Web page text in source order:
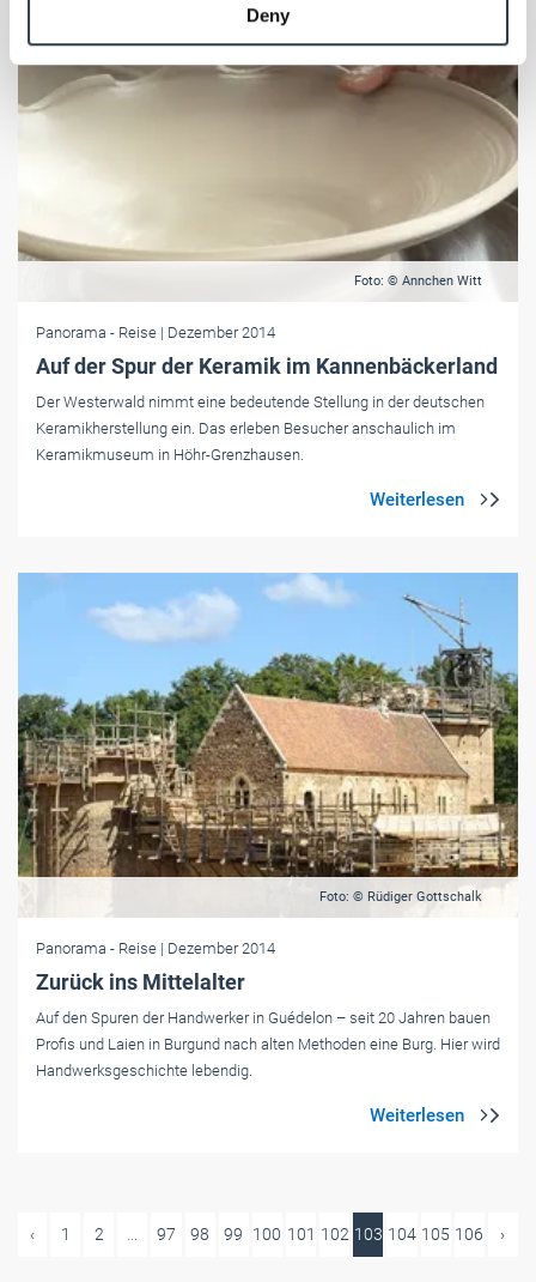
Weitere Informationen:Impressum Datenschutz
Deny
Foto: © Annchen Witt
Panorama - Reise | Dezember 2014
Auf der Spur der Keramik im Kannenbäckerland
Der Westerwald nimmt eine bedeutende Stellung in der deutschen
Keramikherstellung ein. Das erleben Besucher anschaulich im
Keramikmuseum in Höhr-Grenzhausen.
Foto: © Rüdiger Gottschalk
Panorama - Reise | Dezember 2014
Zurück ins Mittelalter
Auf den Spuren der Handwerker in Guédelon – seit 20 Jahren bauen
Profis und Laien in Burgund nach alten Methoden eine Burg. Hier wird
Handwerksgeschichte lebendig.
‹ 1 2 ... 97 98 99 100 101 102 103 104 105 106 ›